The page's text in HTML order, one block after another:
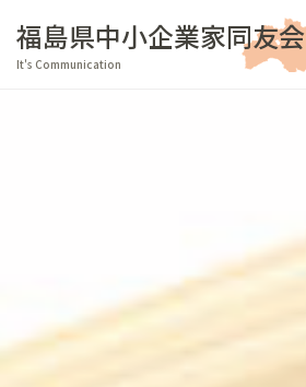
福島県中小企業家同友会
It's Communication